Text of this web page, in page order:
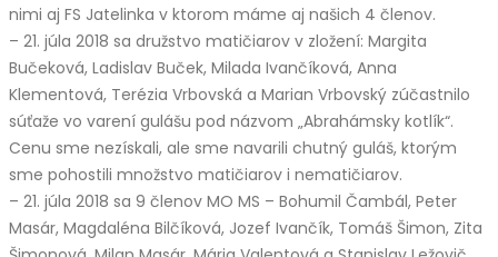
nimi aj FS Jatelinka v ktorom máme aj našich 4 členov.
– 21. júla 2018 sa družstvo matičiarov v zložení: Margita
Bučeková, Ladislav Buček, Milada Ivančíková, Anna
Klementová, Terézia Vrbovská a Marian Vrbovský zúčastnilo
súťaže vo varení gulášu pod názvom „Abrahámsky kotlík“.
Cenu sme nezískali, ale sme navarili chutný guláš, ktorým
sme pohostili množstvo matičiarov i nematičiarov.
– 21. júla 2018 sa 9 členov MO MS – Bohumil Čambál, Peter
Masár, Magdaléna Bilčíková, Jozef Ivančík, Tomáš Šimon, Zita